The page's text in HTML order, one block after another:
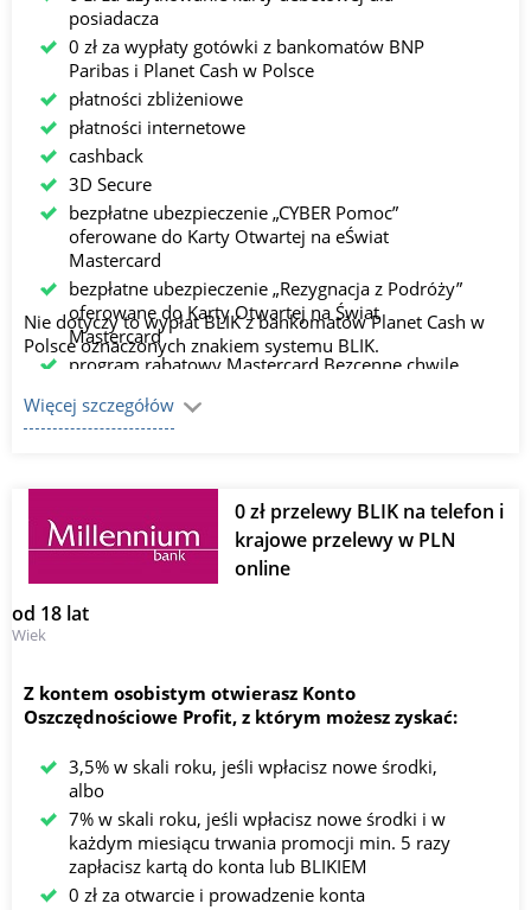
posiadacza
0 zł za wypłaty gotówki z bankomatów BNP
Paribas i Planet Cash w Polsce
płatności zbliżeniowe
płatności internetowe
cashback
3D Secure
bezpłatne ubezpieczenie „CYBER Pomoc”
oferowane do Karty Otwartej na eŚwiat
Mastercard
bezpłatne ubezpieczenie „Rezygnacja z Podróży”
oferowane do Karty Otwartej na Świat
Mastercard
program rabatowy Mastercard Bezcenne chwile
Nie dotyczy to wypłat BLIK z bankomatów Planet Cash w
Polsce oznaczonych znakiem systemu BLIK.
Więcej szczegółów
0 zł przelewy BLIK na telefon i
krajowe przelewy w PLN
online
od 18 lat
Wiek
Z kontem osobistym otwierasz Konto
Oszczędnościowe Profit, z którym możesz zyskać:
3,5% w skali roku, jeśli wpłacisz nowe środki,
albo
7% w skali roku, jeśli wpłacisz nowe środki i w
każdym miesiącu trwania promocji min. 5 razy
zapłacisz kartą do konta lub BLIKIEM
0 zł za otwarcie i prowadzenie konta